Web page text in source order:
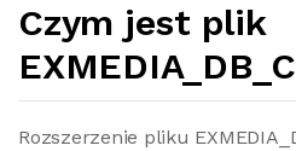
Czym jest plik
Rozszerzenie pliku